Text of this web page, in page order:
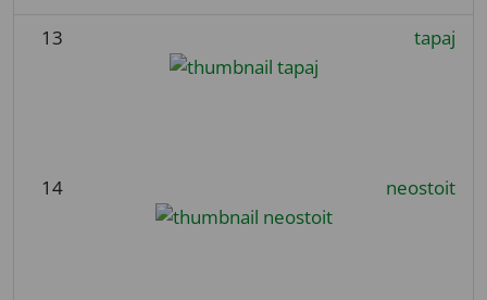
13 tapaj
14 neostoit